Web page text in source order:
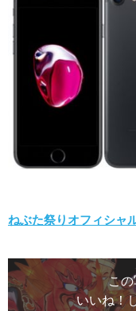
ねぶた祭りオフィシャ
こ
いいね！